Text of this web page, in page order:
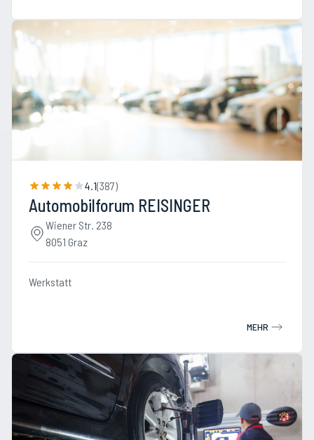
4.1(387)
Automobilforum REISINGER
Wiener Str. 238
8051 Graz
Werkstatt
MEHR